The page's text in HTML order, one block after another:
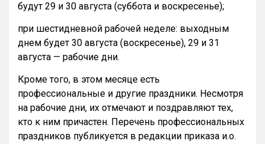
будут 29 и 30 августа (суббота и воскресенье);
при шестидневной рабочей неделе: выходным
днем будет 30 августа (воскресенье), 29 и 31
августа — рабочие дни.
Кроме того, в этом месяце есть
профессиональные и другие праздники. Несмотря
на рабочие дни, их отмечают и поздравляют тех,
кто к ним причастен. Перечень профессиональных
праздников публикуется в редакции приказа и.о.